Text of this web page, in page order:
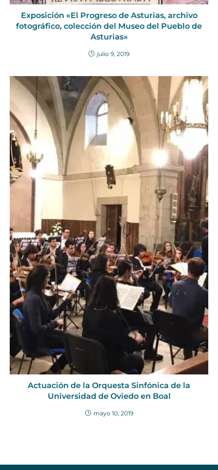
Exposición «El Progreso de Asturias, archivo
fotográfico, colección del Museo del Pueblo de
Asturias»
julio 9, 2019
Actuación de la Orquesta Sinfónica de la
Universidad de Oviedo en Boal
mayo 10, 2019